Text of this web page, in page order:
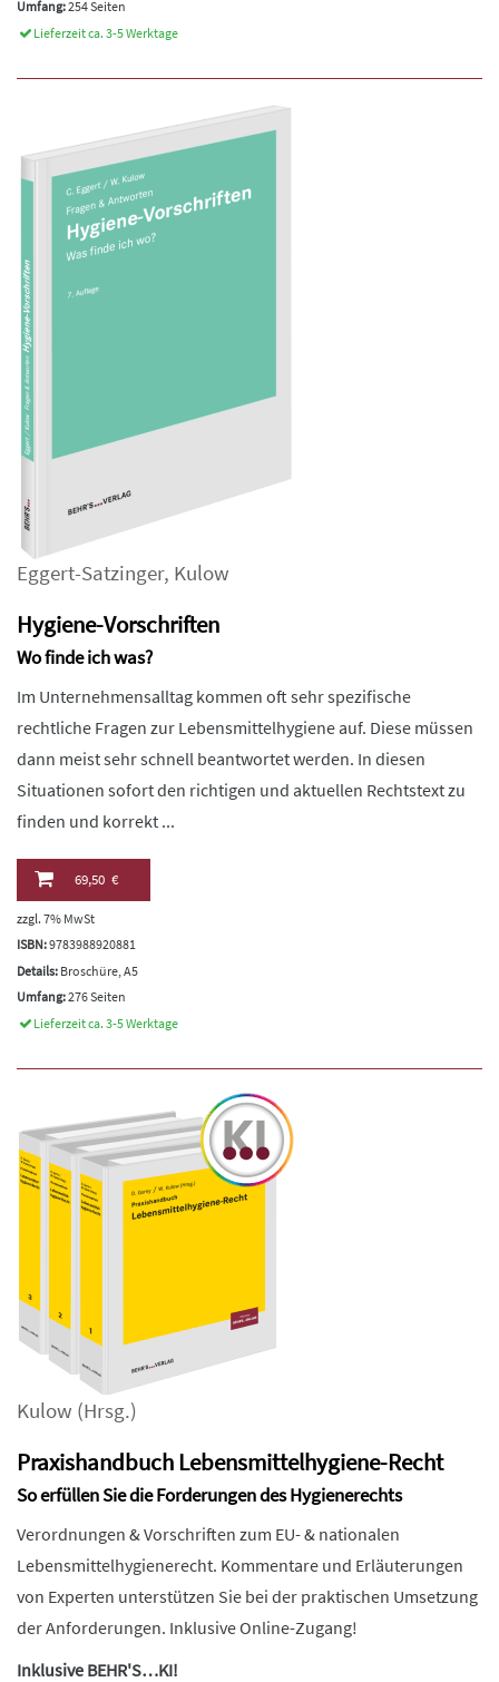
Umfang:254 Seiten
Lieferzeit ca. 3-5 Werktage
Eggert-Satzinger, Kulow
Hygiene-Vorschriften
Wo finde ich was?
Im Unternehmensalltag kommen oft sehr spezifische
rechtliche Fragen zur Lebensmittelhygiene auf. Diese müssen
dann meist sehr schnell beantwortet werden. In diesen
Situationen sofort den richtigen und aktuellen Rechtstext zu
finden und korrekt ...
69,50 €
zzgl. 7% MwSt
ISBN:9783988920881
Details: Broschüre, A5
Umfang:276 Seiten
Lieferzeit ca. 3-5 Werktage
Kulow (Hrsg.)
Praxishandbuch Lebensmittelhygiene-Recht
So erfüllen Sie die Forderungen des Hygienerechts
Verordnungen & Vorschriften zum EU- & nationalen
Lebensmittelhygienerecht. Kommentare und Erläuterungen
von Experten unterstützen Sie bei der praktischen Umsetzung
der Anforderungen. Inklusive Online-Zugang!
Inklusive BEHR'S…KI!